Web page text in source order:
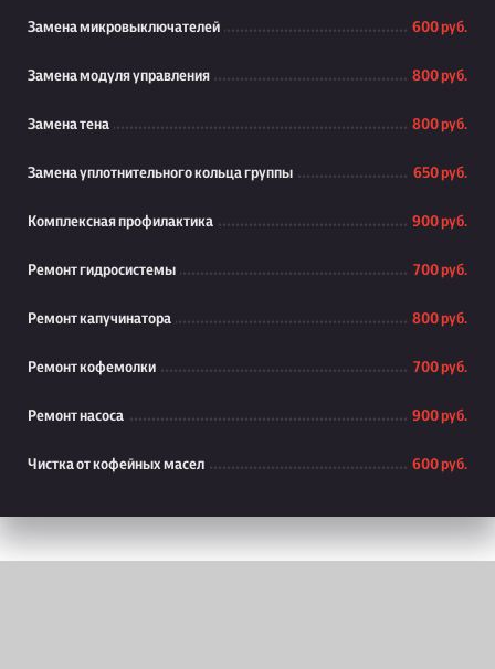
Замена микровыключателей 600 руб.
Замена модуля управления 800 руб.
Замена тена 800 руб.
Замена уплотнительного кольца группы 650 руб.
Комплексная профилактика 900 руб.
Ремонт гидросистемы 700 руб.
Ремонт капучинатора 800 руб.
Ремонт кофемолки 700 руб.
Ремонт насоса 900 руб.
Чистка от кофейных масел 600 руб.